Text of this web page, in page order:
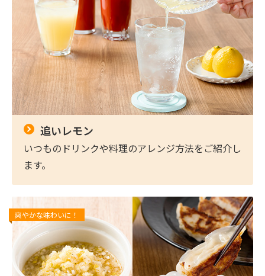
追いレモン
いつものドリンクや料理のアレンジ方法をご紹介し
ます。
爽やかな味わいに！